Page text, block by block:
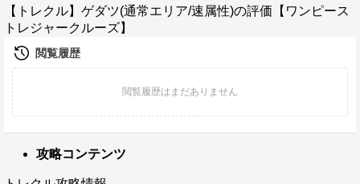
【トレクル】ゲダツ(通常エリア/速属性)の評価【ワンピース
トレジャークルーズ】
攻略コンテンツ